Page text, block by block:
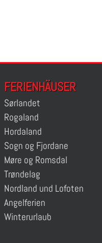
FERIENHÄUSER
Sørlandet
Rogaland
Hordaland
Sogn og Fjordane
Møre og Romsdal
Trøndelag
Nordland und Lofoten
Angelferien
Winterurlaub